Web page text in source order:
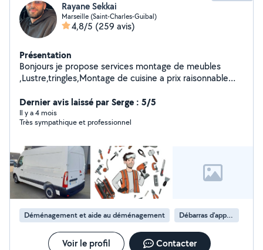
Rayane Sekkai
Marseille (Saint-Charles-Guibal)
4,8/5 (259 avis)
Présentation
Bonjours je propose services montage de meubles
,Lustre,tringles,Montage de cuisine a prix raisonnable
Dernier avis laissé par Serge : 5/5
Il y a 4 mois
Très sympathique et professionnel
Déménagement et aide au déménagement Débarras d'appartement
Voir le profil Contacter